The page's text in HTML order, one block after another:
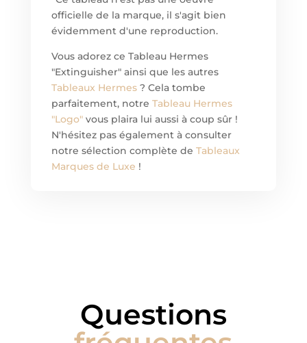
officielle de la marque, il s'agit bien
évidemment d'une reproduction.
Vous adorez ce Tableau Hermes
"Extinguisher" ainsi que les autres
Tableaux Hermes? Cela tombe
parfaitement, notre Tableau Hermes
"Logo"vous plaira lui aussi à coup sûr !
N'hésitez pas également à consulter
notre sélection complète de Tableaux
Marques de Luxe !
Questions